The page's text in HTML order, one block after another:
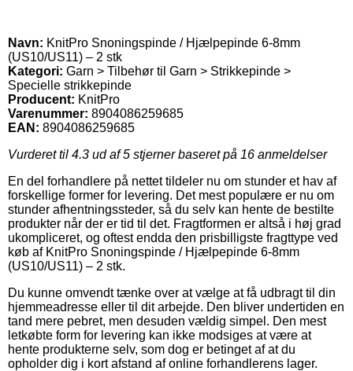
Navn: KnitPro Snoningspinde / Hjælpepinde 6-8mm
(US10/US11) – 2 stk
Kategori: Garn > Tilbehør til Garn > Strikkepinde >
Specielle strikkepinde
Producent: KnitPro
Varenummer: 8904086259685
EAN: 8904086259685
Vurderet til 4.3 ud af 5 stjerner baseret på 16 anmeldelser
En del forhandlere på nettet tildeler nu om stunder et hav af
forskellige former for levering. Det mest populære er nu om
stunder afhentningssteder, så du selv kan hente de bestilte
produkter når der er tid til det. Fragtformen er altså i høj grad
ukompliceret, og oftest endda den prisbilligste fragttype ved
køb af KnitPro Snoningspinde / Hjælpepinde 6-8mm
(US10/US11) – 2 stk.
Du kunne omvendt tænke over at vælge at få udbragt til din
hjemmeadresse eller til dit arbejde. Den bliver undertiden en
tand mere pebret, men desuden vældig simpel. Den mest
letkøbte form for levering kan ikke modsiges at være at
hente produkterne selv, som dog er betinget af at du
opholder dig i kort afstand af online forhandlerens lager.